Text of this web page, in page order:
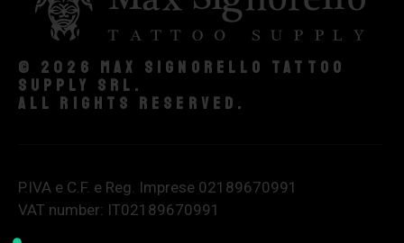
© 2026 Max Signorello Tattoo
supply srl.
All rights reserved.
P.IVA e C.F. e Reg. Imprese 02189670991
VAT number: IT02189670991